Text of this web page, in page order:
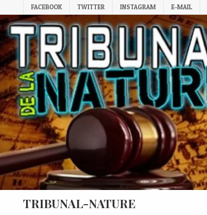
to
content
FACEBOOK TWITTER INSTAGRAM E-MAIL
TRIBUNAL-NATURE